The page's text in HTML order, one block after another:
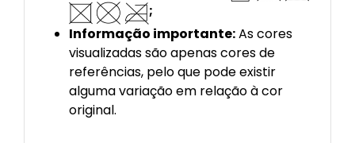
;
Informação importante:As cores
visualizadas são apenas cores de
referências, pelo que pode existir
alguma variação em relação à cor
original.